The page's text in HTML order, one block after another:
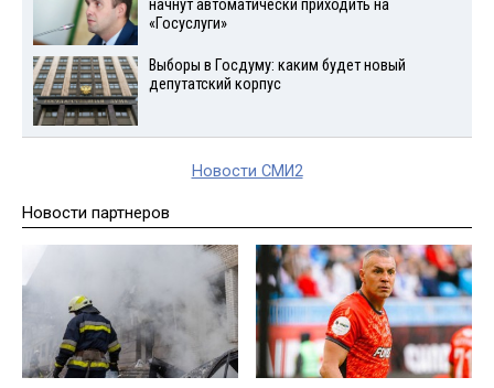
начнут автоматически приходить на
«Госуслуги»
Выборы в Госдуму: каким будет новый
депутатский корпус
Новости СМИ2
Новости партнеров